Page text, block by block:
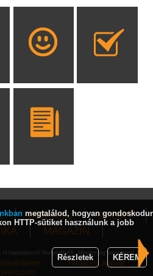
INTERJÚ
SPORT
MAGAZIN
Hírlapterjesztő Nonprofit Kft. Minden jog fenntartva!
Hirdetési ajánlat
megtalálod, hogyan
HTTP-sütiket használunk a jobb
Részletek
KÉREM